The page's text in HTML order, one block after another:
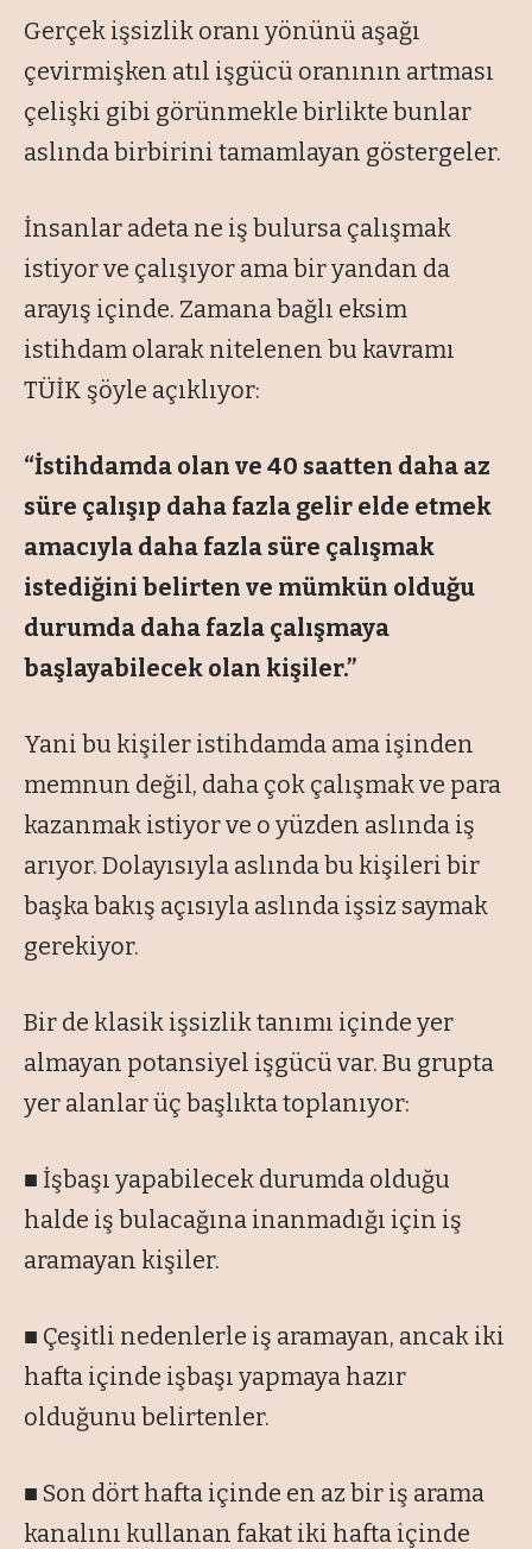
Gerçek işsizlik oranı yönünü aşağı
çevirmişken atıl işgücü oranının artması
çelişki gibi görünmekle birlikte bunlar
aslında birbirini tamamlayan göstergeler.
İnsanlar adeta ne iş bulursa çalışmak
istiyor ve çalışıyor ama bir yandan da
arayış içinde. Zamana bağlı eksim
istihdam olarak nitelenen bu kavramı
TÜİK şöyle açıklıyor:
“İstihdamda olan ve 40 saatten daha az
süre çalışıp daha fazla gelir elde etmek
amacıyla daha fazla süre çalışmak
istediğini belirten ve mümkün olduğu
durumda daha fazla çalışmaya
başlayabilecek olan kişiler.”
Yani bu kişiler istihdamda ama işinden
memnun değil, daha çok çalışmak ve para
kazanmak istiyor ve o yüzden aslında iş
arıyor. Dolayısıyla aslında bu kişileri bir
başka bakış açısıyla aslında işsiz saymak
gerekiyor.
Bir de klasik işsizlik tanımı içinde yer
almayan potansiyel işgücü var. Bu grupta
yer alanlar üç başlıkta toplanıyor:
■ İşbaşı yapabilecek durumda olduğu
halde iş bulacağına inanmadığı için iş
aramayan kişiler.
■ Çeşitli nedenlerle iş aramayan, ancak iki
hafta içinde işbaşı yapmaya hazır
olduğunu belirtenler.
■ Son dört hafta içinde en az bir iş arama
kanalını kullanan fakat iki hafta içinde